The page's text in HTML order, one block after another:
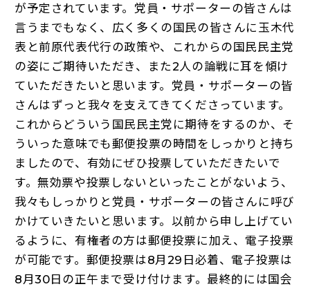
が予定されています。党員・サポーターの皆さんは
言うまでもなく、広く多くの国民の皆さんに玉木代
表と前原代表代行の政策や、これからの国民民主党
の姿にご期待いただき、また2人の論戦に耳を傾け
ていただきたいと思います。党員・サポーターの皆
さんはずっと我々を支えてきてくださっています。
これからどういう国民民主党に期待をするのか、そ
ういった意味でも郵便投票の時間をしっかりと持ち
ましたので、有効にぜひ投票していただきたいで
す。無効票や投票しないといったことがないよう、
我々もしっかりと党員・サポーターの皆さんに呼び
かけていきたいと思います。以前から申し上げてい
るように、有権者の方は郵便投票に加え、電子投票
が可能です。郵便投票は8月29日必着、電子投票は
8月30日の正午まで受け付けます。最終的には国会